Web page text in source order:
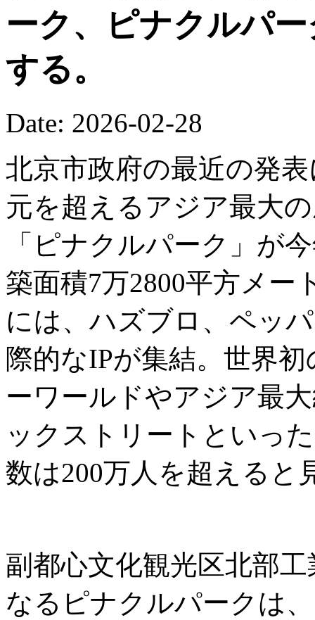
ーク、ピナクルパ
する。
Date: 2026-02-28
北京市政府の最近の発
元を超えるアジア最大
「ピナクルパーク」が
築面積7万2800平方メ
には、ハズブロ、ペッ
際的なIPが集結。世界
ーワールドやアジア最
ックストリートといっ
数は200万人を超えると
副都心文化観光区北部
なるピナクルパークは